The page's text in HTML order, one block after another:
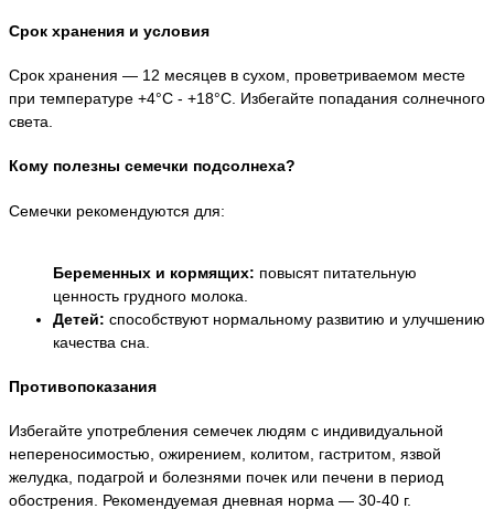
Срок хранения и условия
Срок хранения — 12 месяцев в сухом, проветриваемом месте
при температуре +4°С - +18°С. Избегайте попадания солнечного
света.
Кому полезны семечки подсолнеха?
Семечки рекомендуются для:
Беременных и кормящих: повысят питательную
ценность грудного молока.
Детей: способствуют нормальному развитию и улучшению
качества сна.
Противопоказания
Избегайте употребления семечек людям с индивидуальной
непереносимостью, ожирением, колитом, гастритом, язвой
желудка, подагрой и болезнями почек или печени в период
обострения. Рекомендуемая дневная норма — 30-40 г.